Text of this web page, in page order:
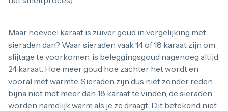
10 troy ounce
100 troy ounce
Britannia
Kangaroo
Krugerrand
Maple Leaf
Noah's Ark
Maar hoeveel karaat is zuiver goud in vergelijking met
sieraden dan? Waar sieraden vaak 14 of 18 karaat zijn om
slijtage te voorkomen, is beleggingsgoud nagenoeg altijd
24 karaat. Hoe meer goud hoe zachter het wordt en
vooral met warmte. Sieraden zijn dus niet zonder reden
bijna niet met meer dan 18 karaat te vinden, de sieraden
worden namelijk warm als je ze draagt. Dit betekend niet